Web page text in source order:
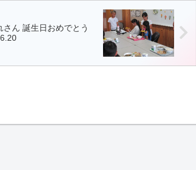
さん 誕生日おめでとう